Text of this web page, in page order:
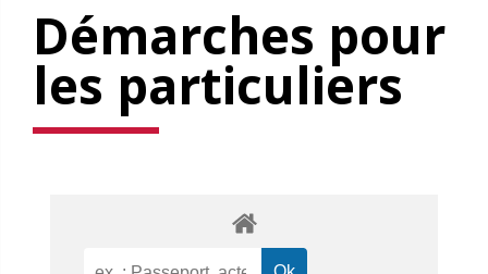
Démarches pour
les particuliers